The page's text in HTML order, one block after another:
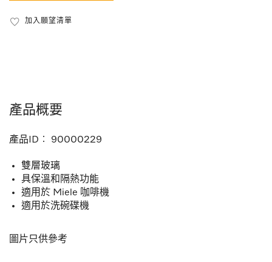
加入願望清單
產品概要
產品ID︰ 90000229
雙層玻璃
具保溫和隔熱功能
適用於 Miele 咖啡機
適用於洗碗碟機
圖片只供參考